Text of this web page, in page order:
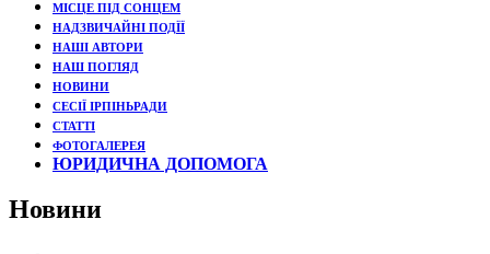
МІСЦЕ ПІД СОНЦЕМ
НАДЗВИЧАЙНІ ПОДЇЇ
НАШІ АВТОРИ
НАШ ПОГЛЯД
НОВИНИ
СЕСІЇ ІРПІНЬРАДИ
СТАТТІ
ФОТОГАЛЕРЕЯ
ЮРИДИЧНА ДОПОМОГА
Новини